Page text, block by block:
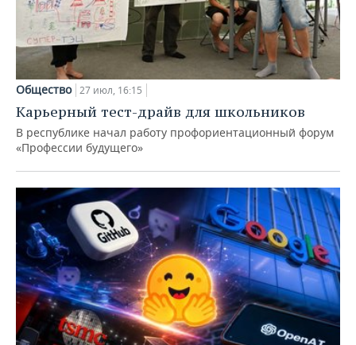
Общество 27 июл, 16:15
Карьерный тест-драйв для школьников
В республике начал работу профориентационный форум
«Профессии будущего»